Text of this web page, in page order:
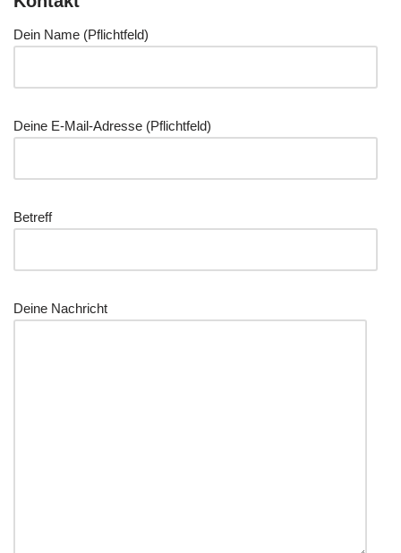
Dein Name (Pflicht­feld)
Dei­ne E‑Mail-Adres­se (Pflicht­feld)
Betreff
Dei­ne Nachricht